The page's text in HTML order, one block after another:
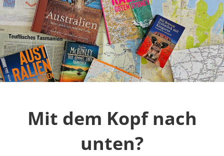
Zum
Inhalt
springen
Mit dem Kopf nach
unten?